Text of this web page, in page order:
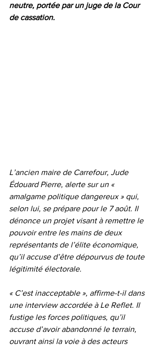
neutre, portée par un juge de la Cour
de cassation.
L’ancien maire de Carrefour, Jude
Édouard Pierre, alerte sur un «
amalgame politique dangereux » qui,
selon lui, se prépare pour le 7 août. Il
dénonce un projet visant à remettre le
pouvoir entre les mains de deux
représentants de l’élite économique,
qu’il accuse d’être dépourvus de toute
légitimité électorale.
« C’est inacceptable », affirme-t-il dans
une interview accordée à Le Reflet. Il
fustige les forces politiques, qu’il
accuse d’avoir abandonné le terrain,
ouvrant ainsi la voie à des acteurs